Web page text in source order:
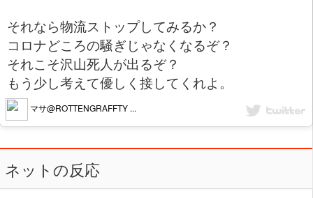
それなら物流ストップしてみるか？
コロナどころの騒ぎじゃなくなるぞ？
それこそ沢山死人が出るぞ？
もう少し考えて優しく接してくれよ。
マサ@ROTTENGRAFFTY ...
ネットの反応